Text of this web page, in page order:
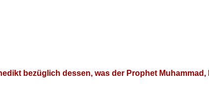
bezüglich dessen, was der Prophet Muhammad,